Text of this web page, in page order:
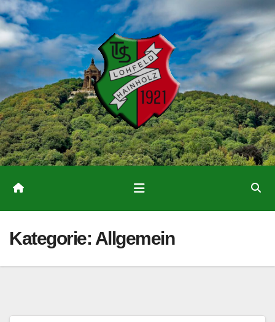
Zum
Inhalt
springen
Kategorie: Allgemein